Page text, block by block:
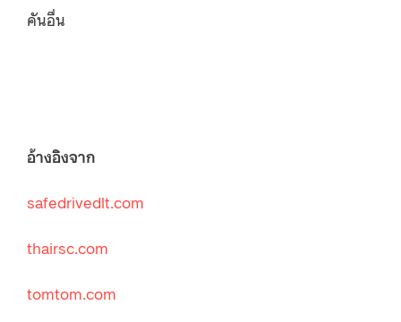
คันอื่น
อ้างอิงจาก
safedrivedlt.com
thairsc.com
tomtom.com